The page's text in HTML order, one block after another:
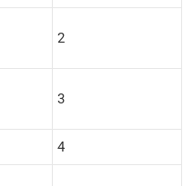
2
3
4